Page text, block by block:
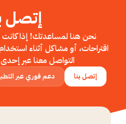
إتصل
نحن هنا لمساعدتك! إذا
التواصل معنا عبر إحدى
إتصل بنا دعم فوري عبر